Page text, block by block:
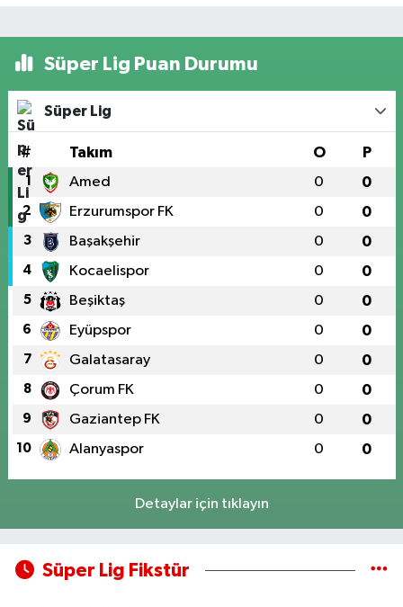
Süper Lig Puan Durumu
Süper Lig
# Takım O P
1 Amed 0 0
2 Erzurumspor FK 0 0
3 Başakşehir 0 0
4 Kocaelispor 0 0
5 Beşiktaş 0 0
6 Eyüpspor 0 0
7 Galatasaray 0 0
8 Çorum FK 0 0
9 Gaziantep FK 0 0
10 Alanyaspor 0 0
Detaylar için tıklayın
Süper Lig Fikstür